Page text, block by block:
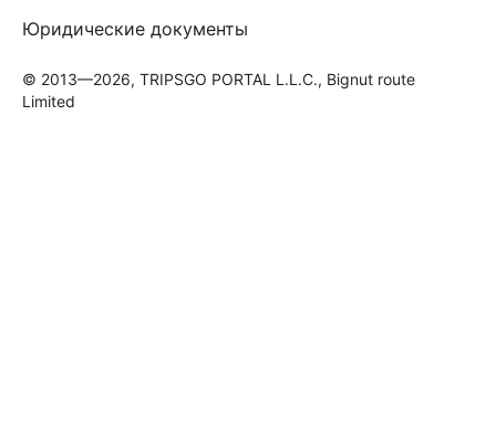
Юридические документы
© 2013—2026, TRIPSGO PORTAL L.L.C., Bignut route
Limited